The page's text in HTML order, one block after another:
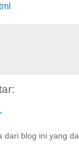
dari blog ini yang